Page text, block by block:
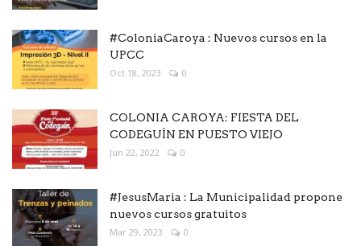
#ColoniaCaroya : Nuevos cursos en la
UPCC
Oct 18, 2023 0
COLONIA CAROYA: FIESTA DEL
CODEGUÍN EN PUESTO VIEJO
Jun 22, 2022 0
#JesusMaria : La Municipalidad propone
nuevos cursos gratuitos
Mar 29, 2023 0